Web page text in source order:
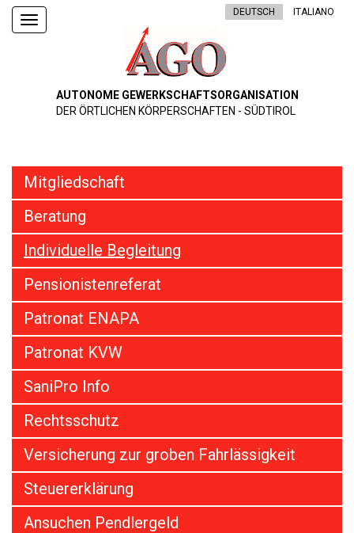
Toggle
DEUTSCH ITALIANO
AUTONOME GEWERKSCHAFTSORGANISATION
DER ÖRTLICHEN KÖRPERSCHAFTEN - SÜDTIROL
Mitgliedschaft
Beratung
Individuelle Begleitung
Pensionistenreferat
Patronat ENAPA
Patronat KVW
SaniPro Info
Rechtsschutz
Versicherung zur groben Fahrlässigkeit
Steuererklärung
Ansuchen Pendlergeld